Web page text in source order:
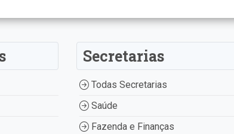
Secretarias
Todas Secretarias
Saúde
Fazenda e Finanças